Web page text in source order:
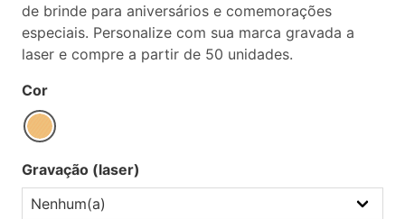
de brinde para aniversários e comemorações
especiais. Personalize com sua marca gravada a
laser e compre a partir de 50 unidades.
Cor
Gravação (laser)